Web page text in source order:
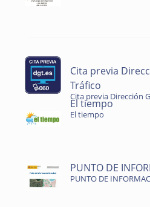
Cita previa
Tráfico
Cita previa Dirección
El tiempo
El tiempo
PUNTO DE
PUNTO DE